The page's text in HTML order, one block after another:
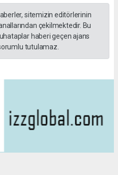
sitemizin editörlerinin
çekilmektedir. Bu
haberi geçen ajans
tutulamaz.